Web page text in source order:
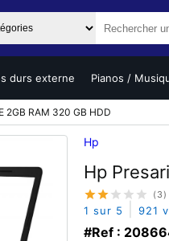
durs externe Pianos /
2GB RAM 320 GB HDD
Hp
Hp
(3)
1 sur 5 921
#Ref :